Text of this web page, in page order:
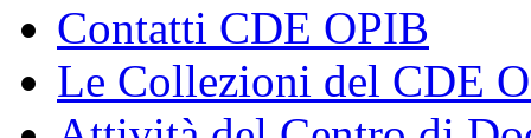
Contatti CDE OPIB
Le Collezioni del CDE